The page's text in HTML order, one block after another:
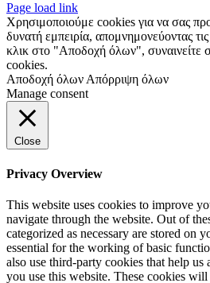
Page load link
Χρησιμοποιούμε cookies για να σας
δυνατή εμπειρία, απομνημονεύοντας
κλικ στο "Αποδοχή όλων",
cookies.
Αποδοχή όλων Απόρριψη όλων
Manage consent
Close
Privacy Overview
This website uses cookies to improve
navigate through the website. Out of
categorized as necessary are stored on
essential for the working of basic
also use third-party cookies that help us
you use this website. These cookies